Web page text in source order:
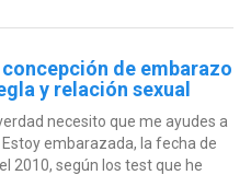
de embarazo
y relación sexual
necesito que me ayudes a
embarazada, la fecha de
2010, según los test que he